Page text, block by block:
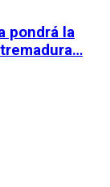
pondrá la